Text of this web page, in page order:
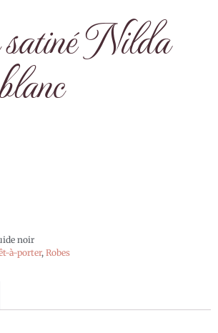
Nilda
noir
à-porter, Robes